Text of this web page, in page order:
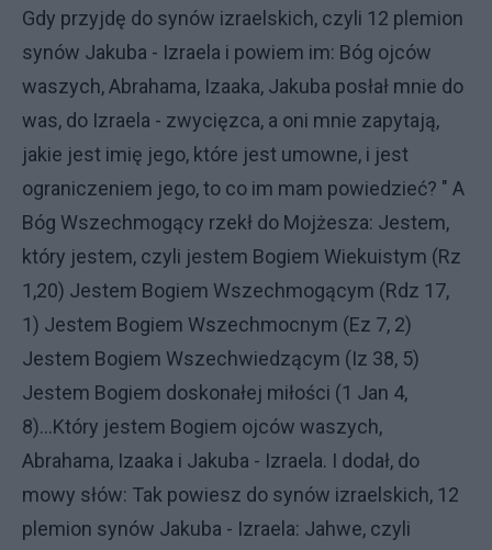
Gdy przyjdę do synów izraelskich, czyli 12 plemion
synów Jakuba - Izraela i powiem im: Bóg ojców
waszych, Abrahama, Izaaka, Jakuba posłał mnie do
was, do Izraela - zwycięzca, a oni mnie zapytają,
jakie jest imię jego, które jest umowne, i jest
ograniczeniem jego, to co im mam powiedzieć? " A
Bóg Wszechmogący rzekł do Mojżesza: Jestem,
który jestem, czyli jestem Bogiem Wiekuistym (Rz
1,20) Jestem Bogiem Wszechmogącym (Rdz 17,
1) Jestem Bogiem Wszechmocnym (Ez 7, 2)
Jestem Bogiem Wszechwiedzącym (Iz 38, 5)
Jestem Bogiem doskonałej miłości (1 Jan 4,
8)...Który jestem Bogiem ojców waszych,
Abrahama, Izaaka i Jakuba - Izraela. I dodał, do
mowy słów: Tak powiesz do synów izraelskich, 12
plemion synów Jakuba - Izraela: Jahwe, czyli